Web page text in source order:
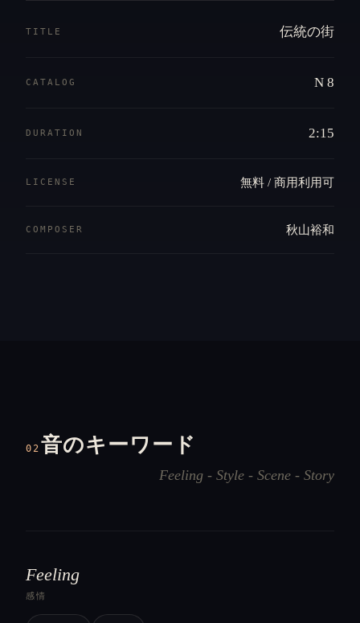
TITLE 伝統の街
CATALOG N 8
DURATION 2:15
LICENSE 無料 / 商用利用可
COMPOSER 秋山裕和
02 音のキーワード
Feeling - Style - Scene - Story
Feeling
感情